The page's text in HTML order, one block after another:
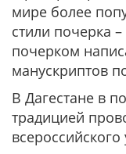
мире более
стили почерка
почерком
манускриптов
В Дагестане в
традицией
всероссийского